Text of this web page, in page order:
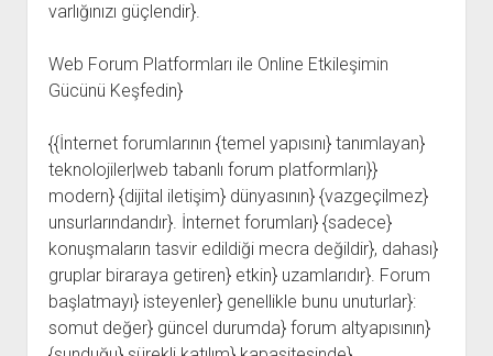
varlığınızı güçlendir}.
Web Forum Platformları ile Online Etkileşimin
Gücünü Keşfedin}
{{İnternet forumlarının {temel yapısını} tanımlayan}
teknolojiler|web tabanlı forum platformları}}
modern} {dijital iletişim} dünyasının} {vazgeçilmez}
unsurlarındandır}. İnternet forumları} {sadece}
konuşmaların tasvir edildiği mecra değildir}, dahası}
gruplar biraraya getiren} etkin} uzamlarıdır}. Forum
başlatmayı} isteyenler} genellikle bunu unuturlar}:
somut değer} güncel durumda} forum altyapısının}